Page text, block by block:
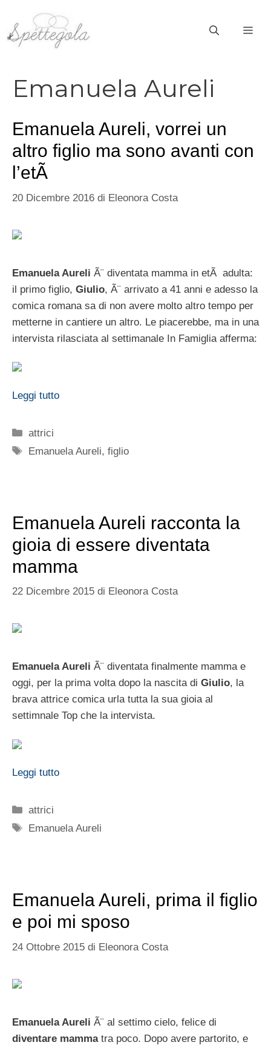
contenuto
Emanuela Aureli
Emanuela Aureli, vorrei un
altro figlio ma sono avanti con
l’etÃ
20 Dicembre 2016 di Eleonora Costa
Emanuela Aureli Ã¨ diventata mamma in etÃ adulta:
il primo figlio, Giulio, Ã¨ arrivato a 41 anni e adesso la
comica romana sa di non avere molto altro tempo per
metterne in cantiere un altro. Le piacerebbe, ma in una
intervista rilasciata al settimanale In Famiglia afferma:
Leggi tutto
Categorie
attrici
Tag
Emanuela Aureli,figlio
Emanuela Aureli racconta la
gioia di essere diventata
mamma
22 Dicembre 2015 di Eleonora Costa
Emanuela Aureli Ã¨ diventata finalmente mamma e
oggi, per la prima volta dopo la nascita di Giulio, la
brava attrice comica urla tutta la sua gioia al
settimnale Top che la intervista.
Leggi tutto
Categorie
attrici
Tag
Emanuela Aureli
Emanuela Aureli, prima il figlio
e poi mi sposo
24 Ottobre 2015 di Eleonora Costa
Emanuela Aureli Ã¨ al settimo cielo, felice di
diventare mammatra poco. Dopo avere partorito, e